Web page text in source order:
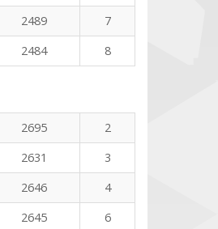
2489
7
2484 8
2695
2
2631
3
2646
4
2645
6